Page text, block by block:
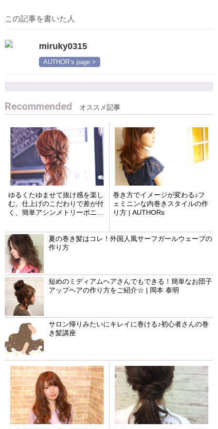
この記事を書いた人
miruky0315
AUTHOR’s page >
Recommended
ゆるくたゆませて抜け感を楽し
む。仕上げのこだわりで差が付
く、簡単アシンメトリーポニー
巻き方でイメージが変わる♪フ
ェミニンな内巻きスタイルの作
り方 | AUTHORs
夏の巻き髪はコレ！外国人風サーフガールウェーブの
作り方
短めのミディアムヘアさんでもできる！簡単なお団子
アップヘアの作り方をご紹介☆ | 岡本 泰明
サロン帰りみたいにキレイに巻ける♪初心者さんの巻
き髪講座